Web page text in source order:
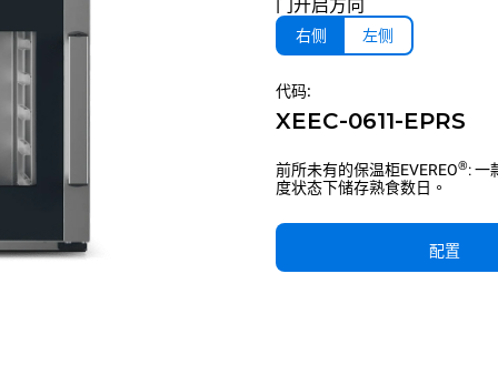
门开启方向
右侧 左侧
代码:
XEEC-0611-EPRS
前所未有的保温柜EVEREO®: 一
度状态下储存熟食数日。
配置